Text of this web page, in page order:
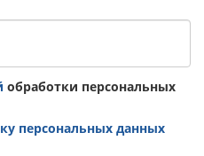
обработки персональных
персональных данных